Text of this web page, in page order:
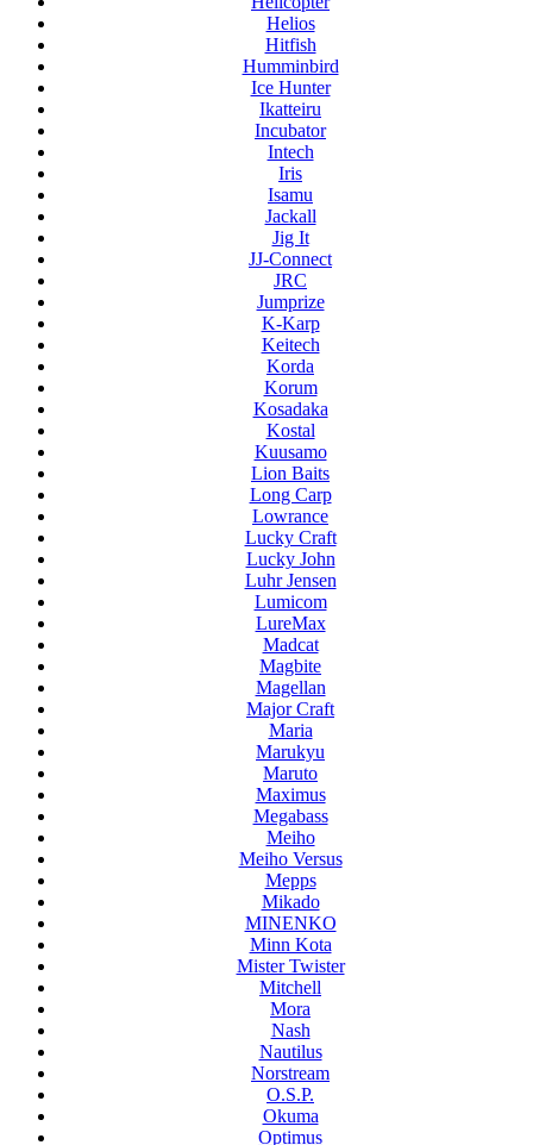
Helios
Hitfish
Humminbird
Ice Hunter
Ikatteiru
Incubator
Intech
Iris
Isamu
Jackall
Jig It
JJ-Connect
JRC
Jumprize
K-Karp
Keitech
Korda
Korum
Kosadaka
Kostal
Kuusamo
Lion Baits
Long Carp
Lowrance
Lucky Craft
Lucky John
Luhr Jensen
Lumicom
LureMax
Madcat
Magbite
Magellan
Major Craft
Maria
Marukyu
Maruto
Maximus
Megabass
Meiho
Meiho Versus
Mepps
Mikado
MINENKO
Minn Kota
Mister Twister
Mitchell
Mora
Nash
Nautilus
Norstream
O.S.P.
Okuma
Optimus